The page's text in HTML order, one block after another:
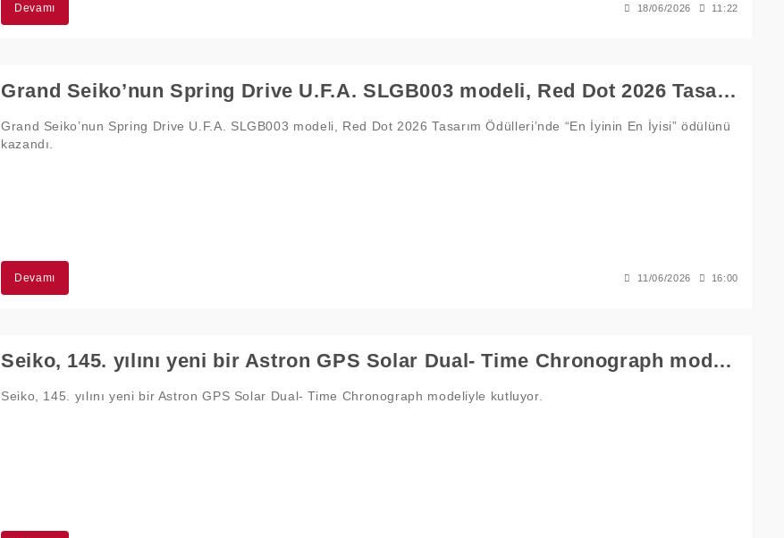
Devamı 18/06/2026 11:22
Grand Seiko’nun Spring Drive U.F.A. SLGB003 modeli, Red Dot 2026 Tasarım Ödülleri’nde “En İyinin En İyisi” ödülünü kazandı.
Grand Seiko’nun Spring Drive U.F.A. SLGB003 modeli, Red Dot 2026 Tasarım Ödülleri’nde “En İyinin En İyisi” ödülünü
kazandı.
Devamı 11/06/2026 16:00
Seiko, 145. yılını yeni bir Astron GPS Solar Dual- Time Chronograph modeliyle kutluyor.
Seiko, 145. yılını yeni bir Astron GPS Solar Dual- Time Chronograph modeliyle kutluyor.